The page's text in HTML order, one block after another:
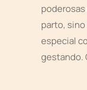
parto,
especial
gestando.